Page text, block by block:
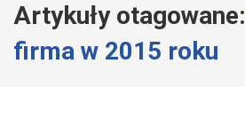
Artykuły otagowane:
firma w 2015 roku